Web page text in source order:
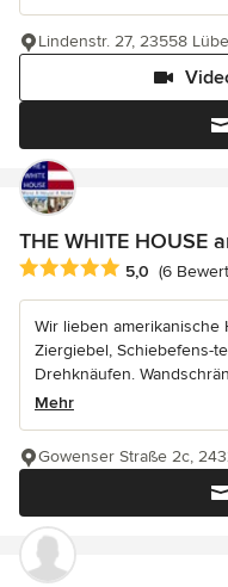
Lindenstr. 27, 23558
THE WHITE HOUSE
Durchschnittliche
5,0 (6
Wir lieben amerikanische
Ziergiebel, Schiebefens-
Drehknäufen.
Mehr
Gowenser Straße 2c,